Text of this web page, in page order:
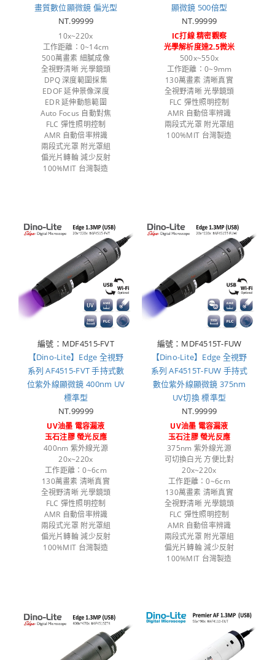
畫質數位顯微鏡 偏光型
NT.99999
10x~220x
工作距離：0~14cm
500萬畫素 細膩成像
全視野清晰 光學鏡頭
DPQ 深度範圍採集
EDOF 延伸景像深度
EDR 延伸動態範圍
Auto Focus 自動對焦
FLC 彈性照明控制
AMR 自動倍率辨識
兩段式光罩 附光罩組
偏光片轉輪 減少反射
100%MIT 台灣製造
顯微鏡 500倍型
NT.99999
IC打線 精密觀察
光學解析度達2.5微米
500x~550x
工作距離：0~9mm
130萬畫素 清晰真實
全視野清晰 光學鏡頭
FLC 彈性照明控制
AMR 自動倍率辨識
兩段式光罩 附光罩組
100%MIT 台灣製造
編號：MDF4515-FVT
【Dino-Lite】Edge 全視野
系列 AF4515-FVT 手持式數
位紫外線顯微鏡 400nm UV
標準型
NT.99999
UV油墨 電容漏液
玉石注膠 螢光反應
400nm 紫外線光源
20x~220x
工作距離：0~6cm
130萬畫素 清晰真實
全視野清晰 光學鏡頭
FLC 彈性照明控制
AMR 自動倍率辨識
兩段式光罩 附光罩組
偏光片轉輪 減少反射
100%MIT 台灣製造
編號：MDF4515T-FUW
【Dino-Lite】Edge 全視野
系列 AF4515T-FUW 手持式
數位紫外線顯微鏡 375nm
UV切換 標準型
NT.99999
UV油墨 電容漏液
玉石注膠 螢光反應
375nm 紫外線光源
可切換白光 方便比對
20x~220x
工作距離：0~6cm
130萬畫素 清晰真實
全視野清晰 光學鏡頭
FLC 彈性照明控制
AMR 自動倍率辨識
兩段式光罩 附光罩組
偏光片轉輪 減少反射
100%MIT 台灣製造